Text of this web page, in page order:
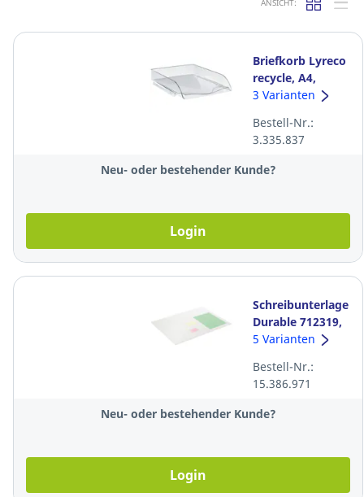
ANSICHT:
Briefkorb Lyreco
recycle, A4,
transparent
3 Varianten
Bestell-Nr.:
3.335.837
Neu- oder bestehender Kunde?
Login
Schreibunterlage
Durable 712319,
PP, 65 x 50 cm,
5 Varianten
Bestell-Nr.:
15.386.971
Neu- oder bestehender Kunde?
Login